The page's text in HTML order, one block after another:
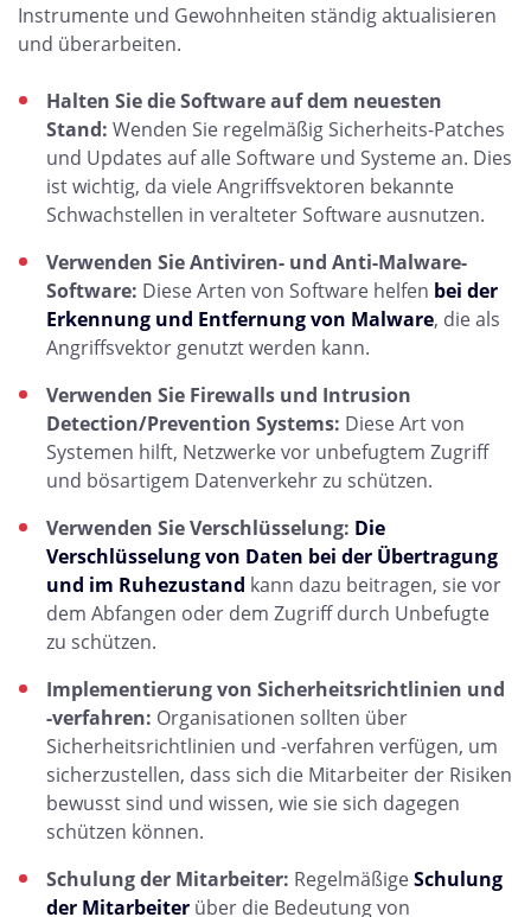
Instrumente und Gewohnheiten ständig aktualisieren
und überarbeiten.
Halten Sie die Software auf dem neuesten
Stand: Wenden Sie regelmäßig Sicherheits-Patches
und Updates auf alle Software und Systeme an. Dies
ist wichtig, da viele Angriffsvektoren bekannte
Schwachstellen in veralteter Software ausnutzen.
Verwenden Sie Antiviren- und Anti-Malware-
Software: Diese Arten von Software helfen bei der
Erkennung und Entfernung von Malware, die als
Angriffsvektor genutzt werden kann.
Verwenden Sie Firewalls und Intrusion
Detection/Prevention Systems: Diese Art von
Systemen hilft, Netzwerke vor unbefugtem Zugriff
und bösartigem Datenverkehr zu schützen.
Verwenden Sie Verschlüsselung: Die
Verschlüsselung von Daten bei der Übertragung
und im Ruhezustand kann dazu beitragen, sie vor
dem Abfangen oder dem Zugriff durch Unbefugte
zu schützen.
Implementierung von Sicherheitsrichtlinien und
-verfahren: Organisationen sollten über
Sicherheitsrichtlinien und -verfahren verfügen, um
sicherzustellen, dass sich die Mitarbeiter der Risiken
bewusst sind und wissen, wie sie sich dagegen
schützen können.
Schulung der Mitarbeiter: RegelmäßigeSchulung
der Mitarbeiter über die Bedeutung von